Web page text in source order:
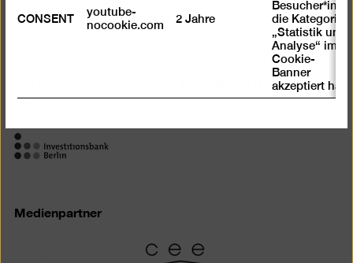
Machtstrukturen sichtbar zu machen.
Die Realisierung erfolgt mit freundlicher Unterstützung
der
Medienpartner
CONSENT
youtube-
nocookie.com
2 Jahre
Besucher*in
die Kategorie
„Statistik und
Analyse“ im
Cookie-
Banner
akzeptiert hat